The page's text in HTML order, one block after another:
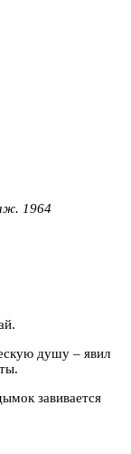
1964
душу – явил
завивается